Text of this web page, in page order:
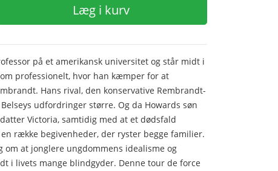
Læg i kurv
på et amerikansk universitet og står midt i
professionelt, hvor han kæmper for at
Hans rival, den konservative Rembrandt-
udfordringer større. Og da Howards søn
Victoria, samtidig med at et dødsfald
række begivenheder, der ryster begge familier.
om at jonglere ungdommens idealisme og
i livets mange blindgyder. Denne tour de force